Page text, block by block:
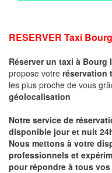
RESERVER Taxi
Réserver un taxi à Bourg
propose votre réservation
les plus proche de vous
géolocalisation
Notre service de
disponible jour et nuit
Nous mettons à votre
professionnels et
pour répondre à tous